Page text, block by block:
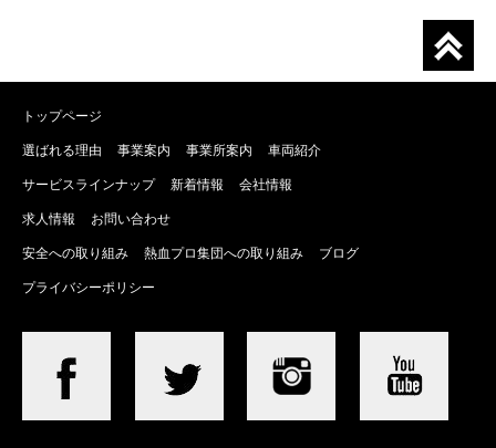
トップページ
選ばれる理由 事業案内 事業所案内 車両紹介
サービスラインナップ 新着情報 会社情報
求人情報 お問い合わせ
安全への取り組み 熱血プロ集団への取り組み ブログ
プライバシーポリシー